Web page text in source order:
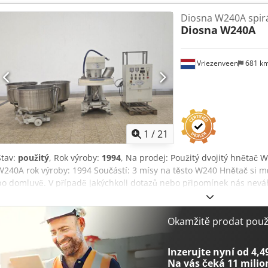
- 1 ks: 1x vážicí násypka - 1 ks: 1 hvězdicová násypka -
pro linku Prohlídka linky je možná na místě. V případě
Prodávající všechno zboží pečlivě naloží do
1 /21
Vriezenveen 681
Diosna W240A
Diosna W240A
použitý, Rok výroby: 1994, Na prodej: Použitý dvojitý hnětač
rok výroby: 1994 Součástí: 3 mísy na těsto W240 Hnětač si
domluvě. V případě jakýchkoli dotazů nebo připomínek nás
Okamžitě prodat
Inzerujte nyní od
Na vás čeká 11